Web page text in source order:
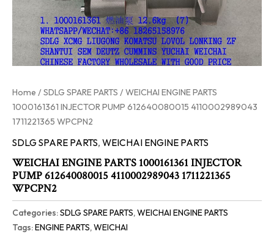
Home /SDLG SPARE PARTS / WEICHAI ENGINE PARTS
1000161361 INJECTOR PUMP 612640080015 4110002989043
1711221365 WPCPN2
SDLG SPARE PARTS, WEICHAI ENGINE PARTS
WEICHAI ENGINE PARTS 1000161361 INJECTOR
PUMP 612640080015 4110002989043 1711221365
WPCPN2
Categories:SDLG SPARE PARTS,WEICHAI ENGINE PARTS
Tags:ENGINE PARTS,WEICHAI